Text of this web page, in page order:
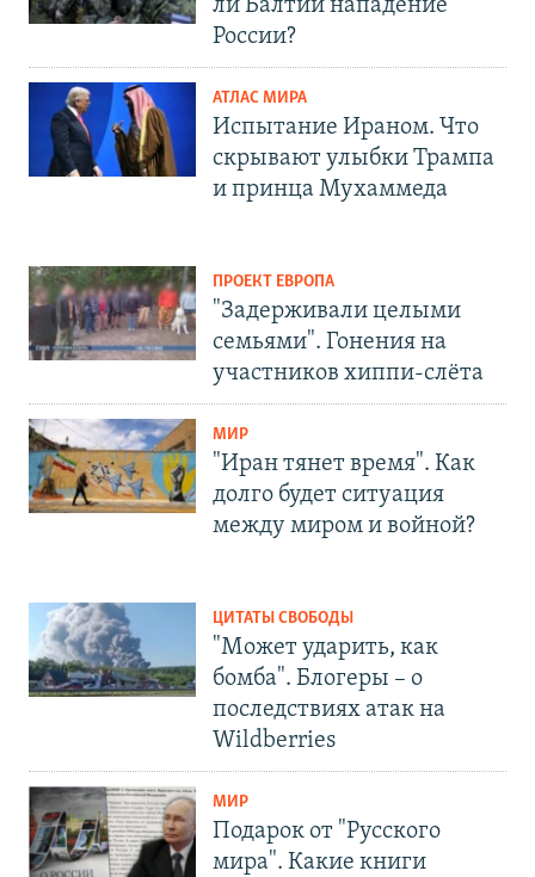
ли Балтии нападение
России?
АТЛАС МИРА
Испытание Ираном. Что
скрывают улыбки Трампа
и принца Мухаммеда
ПРОЕКТ ЕВРОПА
"Задерживали целыми
семьями". Гонения на
участников хиппи-слёта
МИР
"Иран тянет время". Как
долго будет ситуация
между миром и войной?
ЦИТАТЫ СВОБОДЫ
"Может ударить, как
бомба". Блогеры – о
последствиях атак на
Wildberries
МИР
Подарок от "Русского
мира". Какие книги